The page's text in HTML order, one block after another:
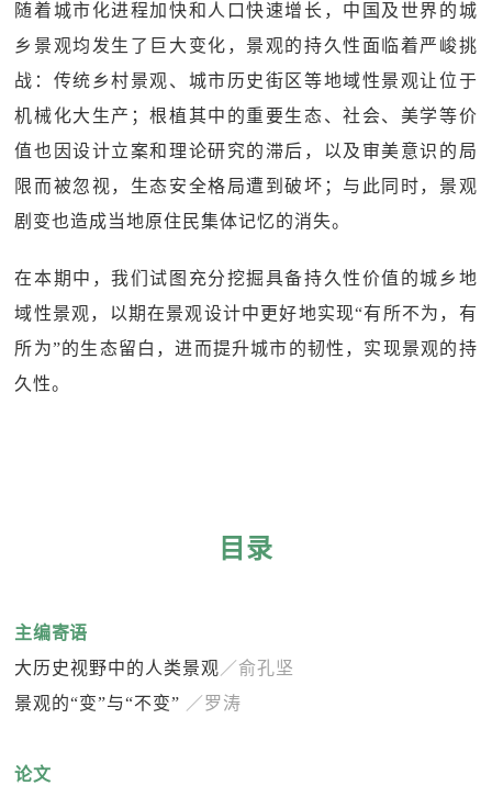
随着城市化进程加快和人口快速增长，中国及世界的城
乡景观均发生了巨大变化，景观的持久性面临着严峻挑
战：传统乡村景观、城市历史街区等地域性景观让位于
机械化大生产；根植其中的重要生态、社会、美学等价
值也因设计立案和理论研究的滞后，以及审美意识的局
限而被忽视，生态安全格局遭到破坏；与此同时，景观
剧变也造成当地原住民集体记忆的消失。
在本期中，我们试图充分挖掘具备持久性价值的城乡地
域性景观，以期在景观设计中更好地实现“有所不为，有
所为”的生态留白，进而提升城市的韧性，实现景观的持
久性。
目录
主编寄语
大历史视野中的人类景观 ／俞孔坚
景观的“变”与“不变” ／罗涛
论文